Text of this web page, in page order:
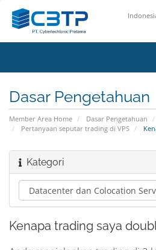
Dasar Pengetahuan
Member Area Home Dasar Pengetahuan
Pertanyaan seputar trading di VPS
Kategori
Kenapa trading saya